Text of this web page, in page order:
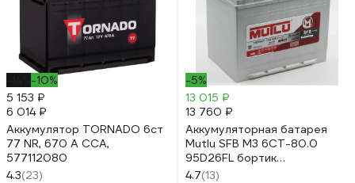
-10%
5 153 ₽
6 014 ₽
Аккумулятор TORNADO 6ст
77 NR, 670 А CCA,
577112080
4.3(23)
-5%
13 015 ₽
13 760 ₽
Аккумуляторная батарея
Mutlu SFB M3 6СТ-80.0
95D26FL бортик
D26.80.066.C
4.7(13)